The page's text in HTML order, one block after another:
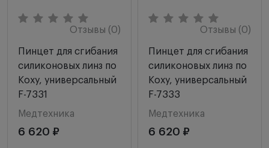
Отзывы (0)
Пинцет для сгибания
силиконовых линз по
Коху, универсальный
F-7331
Медтехника
6 620 ₽
Отзывы (0)
Пинцет для сгибания
силиконовых линз по
Коху, универсальный
F-7333
Медтехника
6 620 ₽